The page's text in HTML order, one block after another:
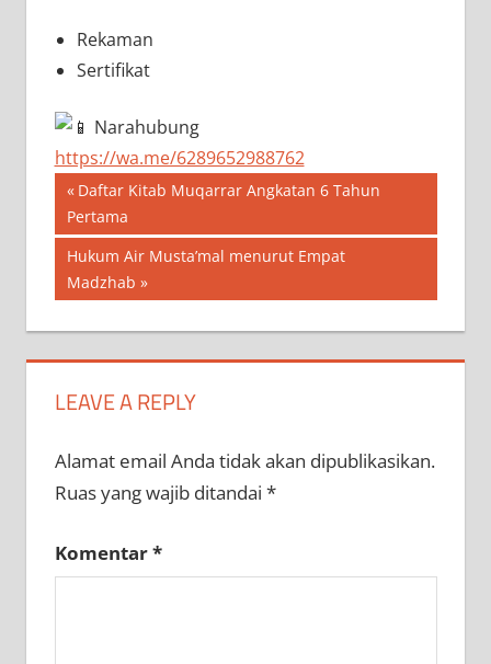
Rekaman
Sertifikat
Narahubung
https://wa.me/6289652988762
Navigasi
pos
Previous
Post:
Daftar Kitab Muqarrar Angkatan 6 Tahun
Pertama
Next
Post:
Hukum Air Musta’mal menurut Empat
Madzhab
LEAVE A REPLY
Alamat email Anda tidak akan dipublikasikan.
Ruas yang wajib ditandai *
Komentar*